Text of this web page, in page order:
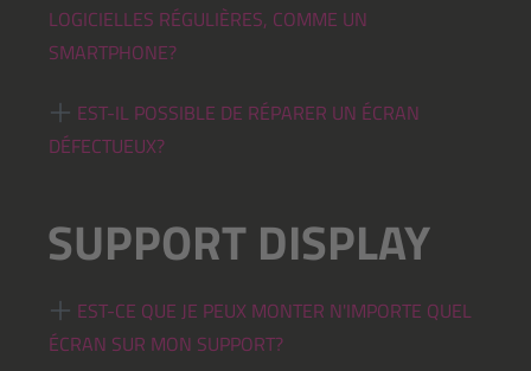
LOGICIELLES RÉGULIÈRES, COMME UN
SMARTPHONE?
EST-IL POSSIBLE DE RÉPARER UN ÉCRAN
DÉFECTUEUX?
SUPPORT DISPLAY
EST-CE QUE JE PEUX MONTER N'IMPORTE QUEL
ÉCRAN SUR MON SUPPORT?